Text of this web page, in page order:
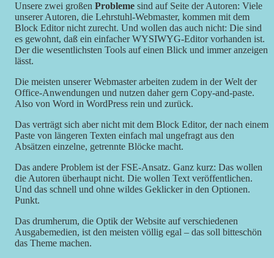
Unsere zwei großen Probleme sind auf Seite der Autoren: Viele
unserer Autoren, die Lehrstuhl-Webmaster, kommen mit dem
Block Editor nicht zurecht. Und wollen das auch nicht: Die sind
es gewohnt, daß ein einfacher WYSIWYG-Editor vorhanden ist.
Der die wesentlichsten Tools auf einen Blick und immer anzeigen
lässt.
Die meisten unserer Webmaster arbeiten zudem in der Welt der
Office-Anwendungen und nutzen daher gern Copy-and-paste.
Also von Word in WordPress rein und zurück.
Das verträgt sich aber nicht mit dem Block Editor, der nach einem
Paste von längeren Texten einfach mal ungefragt aus den
Absätzen einzelne, getrennte Blöcke macht.
Das andere Problem ist der FSE-Ansatz. Ganz kurz: Das wollen
die Autoren überhaupt nicht. Die wollen Text veröffentlichen.
Und das schnell und ohne wildes Geklicker in den Optionen.
Punkt.
Das drumherum, die Optik der Website auf verschiedenen
Ausgabemedien, ist den meisten völlig egal – das soll bitteschön
das Theme machen.